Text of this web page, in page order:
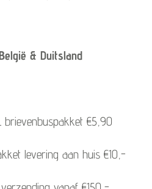
& Duitsland
brievenbuspakket €5,90
levering aan huis €10,-